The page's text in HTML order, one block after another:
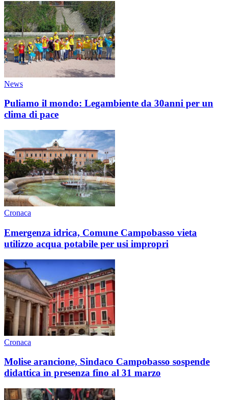
News
Puliamo il mondo: Legambiente da 30anni per un
clima di pace
Cronaca
Emergenza idrica, Comune Campobasso vieta
utilizzo acqua potabile per usi impropri
Cronaca
Molise arancione, Sindaco Campobasso sospende
didattica in presenza fino al 31 marzo